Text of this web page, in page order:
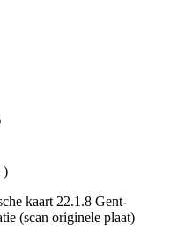
)
kaart 22.1.8 Gent-
(scan originele plaat)